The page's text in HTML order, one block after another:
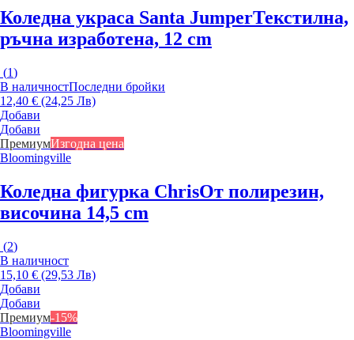
Коледна украса Santa JumperТекстилна,
ръчна изработена, 12 cm
(1)
В наличностПоследни бройки
12,40 € (24,25 Лв)
Добави
Добави
ПремиумИзгодна цена
Bloomingville
Коледна фигурка ChrisОт полирезин,
височина 14,5 cm
(2)
В наличност
15,10 € (29,53 Лв)
Добави
Добави
Премиум-15%
Bloomingville